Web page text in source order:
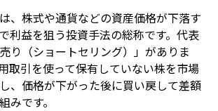
、株式や通貨などの資産価格が下落す
利益を狙う投資手法の総称です。代表
り（ショートセリング）」がありま
取引を使って保有していない株を市場
、価格が下がった後に買い戻して差額
みです。